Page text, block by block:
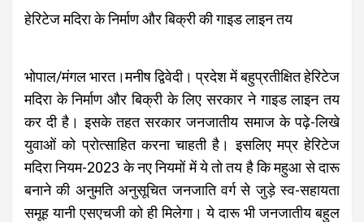
हेरिटेज मदिरा के निर्माण और बिक्री की गाइड लाइन तय
भोपाल/मंगल भारत।मनीष द्विवेदी। प्रदेश में बहुप्रतीक्षित हेरिटेज
मदिरा के निर्माण और बिक्री के लिए सरकार ने गाइड लाइन तय
कर दी है। इसके तहत सरकार जनजातीय समाज के पढ़े-लिखे
युवाओं को प्रोत्साहित करना चाहती है। इसलिए मप्र हेरिटेज
मदिरा नियम-2023 के नए नियमों में ये तो तय है कि महुआ से दारू
बनाने की अनुमति अनुसूचित जनजाति वर्ग से जुड़े स्व-सहायता
समूह यानी एसएचजी को ही मिलेगा। ये दारू भी जनजातीय बहुल